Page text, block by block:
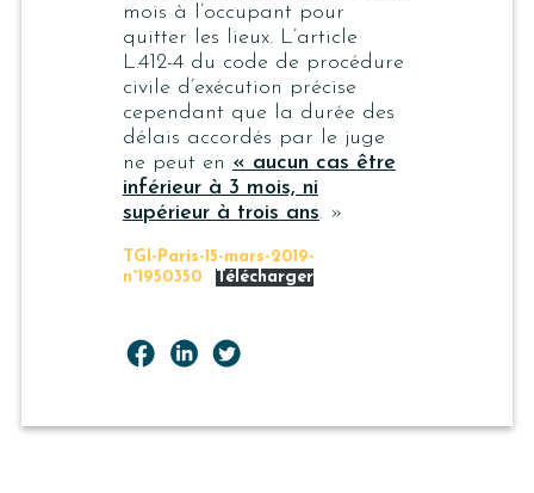
mois à l’occupant pour
quitter les lieux. L’article
L.412-4 du code de procédure
civile d’exécution précise
cependant que la durée des
délais accordés par le juge
ne peut en « aucun cas être
inférieur à 3 mois, ni
supérieur à trois ans. »
TGI-Paris-15-mars-2019-
n°1950350
Télécharger